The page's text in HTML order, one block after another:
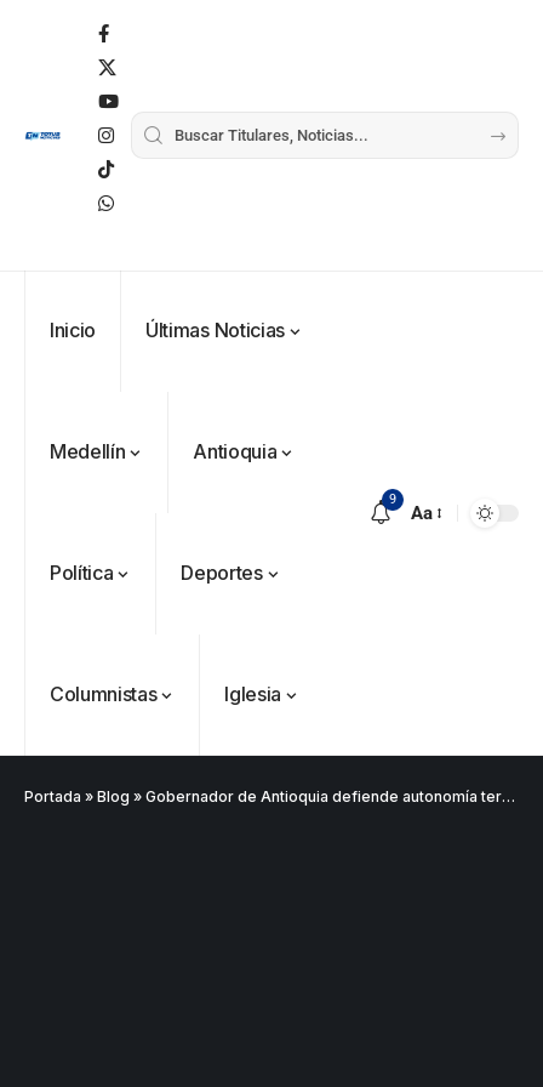
Inicio Últimas Noticias
Medellín Antioquia
Política Deportes
Columnistas Iglesia
9
Aa
Portada » Blog » Gobernador de Antioquia defiende autonomía territorial frente a resoluciones del Gobierno Petro